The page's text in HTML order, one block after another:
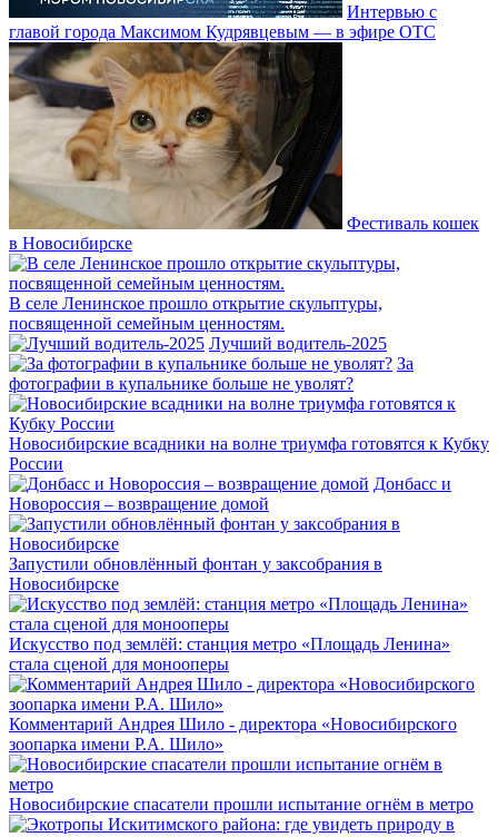
Интервью с
главой города Максимом Кудрявцевым — в эфире ОТС
Фестиваль кошек
в Новосибирске
В селе Ленинское прошло открытие скульптуры,
посвященной семейным ценностям.
Лучший водитель-2025
За
фотографии в купальнике больше не уволят?
Новосибирские всадники на волне триумфа готовятся к Кубку
России
Донбасс и
Новороссия – возвращение домой
Запустили обновлённый фонтан у заксобрания в
Новосибирске
Искусство под землёй: станция метро «Площадь Ленина»
стала сценой для монооперы
Комментарий Андрея Шило - директора «Новосибирского
зоопарка имени Р.А. Шило»
Новосибирские спасатели прошли испытание огнём в метро